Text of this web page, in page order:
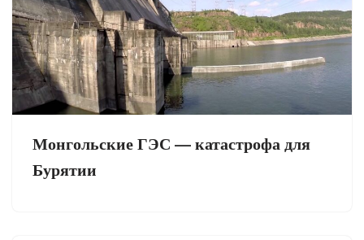
Монгольские ГЭС — катастрофа для
Бурятии